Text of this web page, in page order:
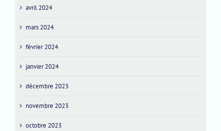
avril 2024
mars 2024
février 2024
janvier 2024
décembre 2023
novembre 2023
octobre 2023